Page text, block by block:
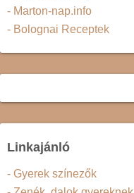
- Marton-nap.info
- Bolognai Receptek
Linkajánló
- Gyerek színezők